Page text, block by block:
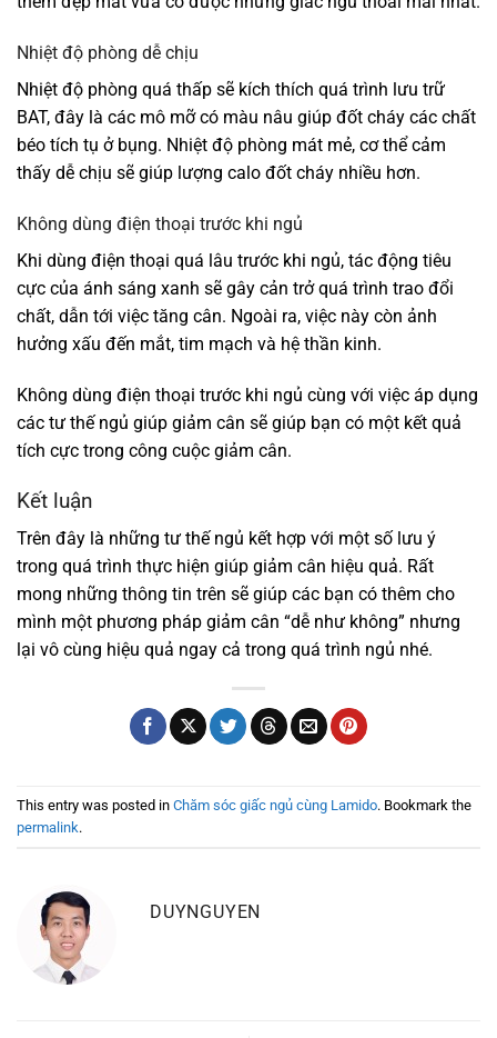
Nhiệt độ phòng dễ chịu
Nhiệt độ phòng quá thấp sẽ kích thích quá trình lưu trữ
BAT, đây là các mô mỡ có màu nâu giúp đốt cháy các chất
béo tích tụ ở bụng. Nhiệt độ phòng mát mẻ, cơ thể cảm
thấy dễ chịu sẽ giúp lượng calo đốt cháy nhiều hơn.
Không dùng điện thoại trước khi ngủ
Khi dùng điện thoại quá lâu trước khi ngủ, tác động tiêu
cực của ánh sáng xanh sẽ gây cản trở quá trình trao đổi
chất, dẫn tới việc tăng cân. Ngoài ra, việc này còn ảnh
hưởng xấu đến mắt, tim mạch và hệ thần kinh.
Không dùng điện thoại trước khi ngủ cùng với việc áp dụng
các tư thế ngủ giúp giảm cân sẽ giúp bạn có một kết quả
tích cực trong công cuộc giảm cân.
Kết luận
Trên đây là những tư thế ngủ kết hợp với một số lưu ý
trong quá trình thực hiện giúp giảm cân hiệu quả. Rất
mong những thông tin trên sẽ giúp các bạn có thêm cho
mình một phương pháp giảm cân “dễ như không” nhưng
lại vô cùng hiệu quả ngay cả trong quá trình ngủ nhé.
This entry was posted in Chăm sóc giấc ngủ cùng Lamido. Bookmark the
permalink.
DUYNGUYEN